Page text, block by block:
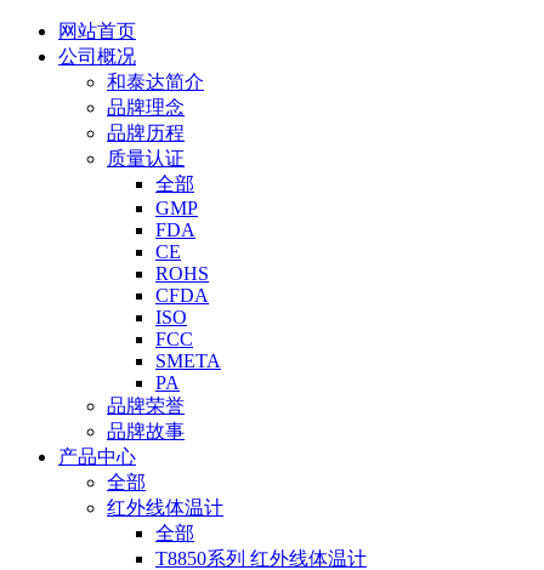
网站首页
公司概况
和泰达简介
品牌理念
品牌历程
质量认证
全部
GMP
FDA
CE
ROHS
CFDA
ISO
FCC
SMETA
PA
品牌荣誉
品牌故事
产品中心
全部
红外线体温计
全部
T8850系列 红外线体温计